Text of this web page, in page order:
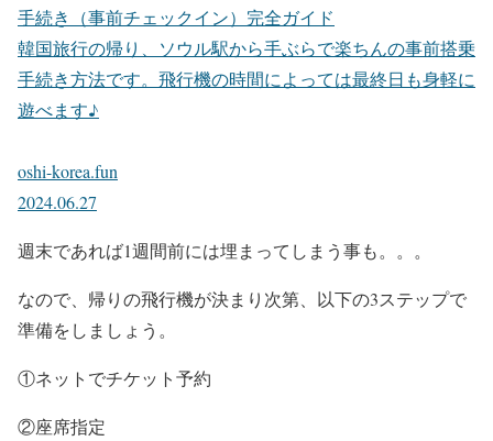
手続き（事前チェックイン）完全ガイド
韓国旅行の帰り、ソウル駅から手ぶらで楽ちんの事前搭乗
手続き方法です。飛行機の時間によっては最終日も身軽に
遊べます♪
oshi-korea.fun
2024.06.27
週末であれば1週間前には埋まってしまう事も。。。
なので、 帰りの飛行機が決まり次第、以下の3ステップで
準備をしましょう。
①ネットでチケット予約
②座席指定